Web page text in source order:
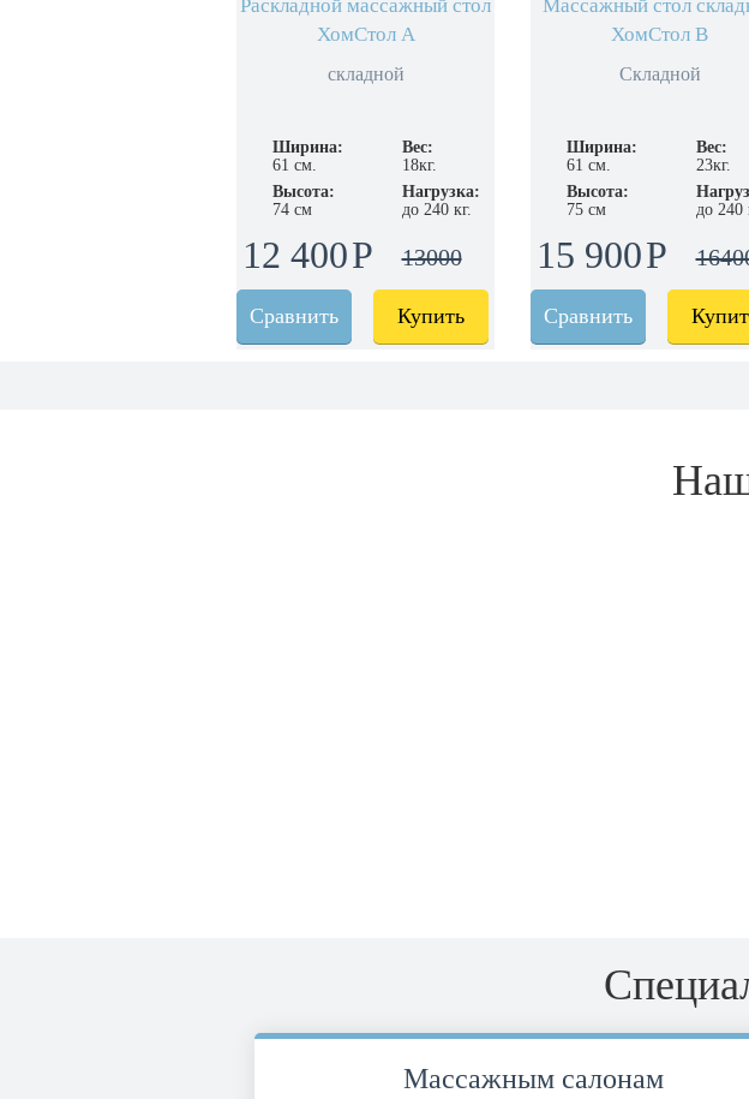
Раскладной массажный стол
ХомСтол А
складной
Ширина:
61 см.
Вес:
18кг.
Высота:
74 см
Нагрузка:
до 240 кг.
12 400 13000
Сравнить Купить
Массажный стол
ХомСтол B
Складной
Ширина:
61 см.
Вес:
23кг.
Высота:
75 см
до 240
15 900
Сравнить
Массажным салонам